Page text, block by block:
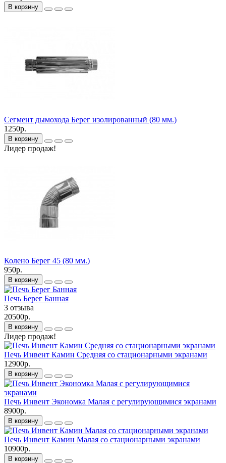
В корзину
Сегмент дымохода Берег изолированный (80 мм.)
1250р.
В корзину
Лидер продаж!
Колено Берег 45 (80 мм.)
950р.
В корзину
Печь Берег Банная
3 отзыва
20500р.
В корзину
Лидер продаж!
Печь Инвент Камин Средняя со стационарными экранами
12900р.
В корзину
Печь Инвент Экономка Малая с регулирующимися экранами
8900р.
В корзину
Печь Инвент Камин Малая со стационарными экранами
10900р.
В корзину